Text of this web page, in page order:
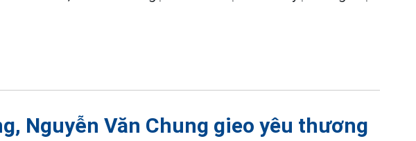
Nguyễn Văn Chung gieo yêu thương